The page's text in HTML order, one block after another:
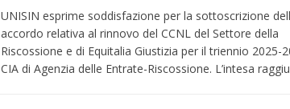
UNISIN esprime soddisfazione per la sottoscrizione
accordo relativa al rinnovo del CCNL del Settore della
Riscossione e di Equitalia Giustizia per il triennio 2025-
CIA di Agenzia delle Entrate-Riscossione. L’intesa